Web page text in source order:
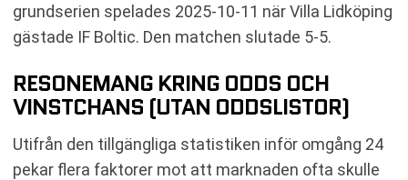
grundserien spelades 2025-10-11 när Villa Lidköping
gästade IF Boltic. Den matchen slutade 5-5.
RESONEMANG KRING ODDS OCH
VINSTCHANS (UTAN ODDSLISTOR)
Utifrån den tillgängliga statistiken inför omgång 24
pekar flera faktorer mot att marknaden ofta skulle